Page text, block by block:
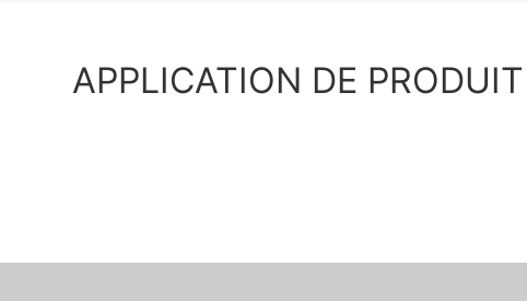
APPLICATION DE PRODUIT